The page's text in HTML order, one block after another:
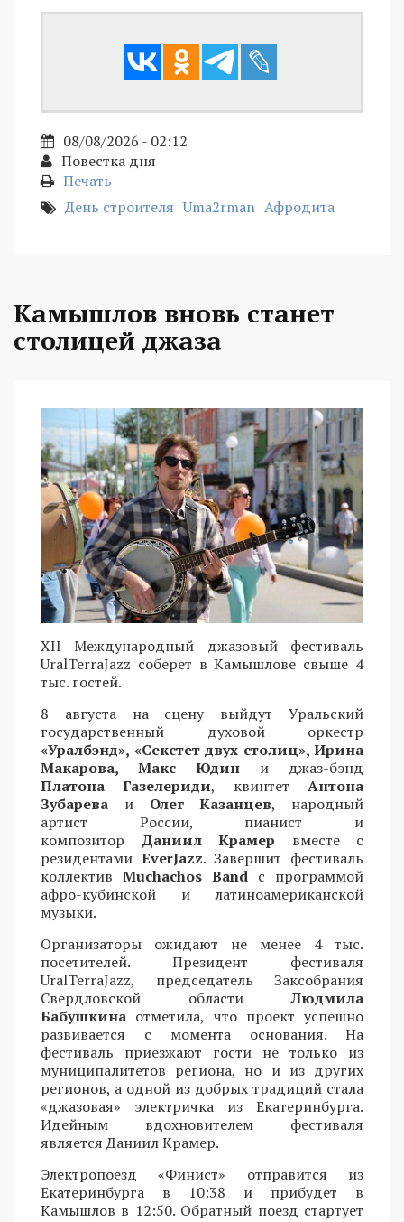
08/08/2026 - 02:12
Повестка дня
Печать
День строителя Uma2rman Афродита
Камышлов вновь станет
столицей джаза
XII Международный джазовый фестиваль
UralTerraJazz соберет в Камышлове свыше 4
тыс. гостей.
8 августа на сцену выйдут Уральский
государственный духовой оркестр
«Уралбэнд», «Секстет двух столиц», Ирина
Макарова, Макс Юдин и джаз-бэнд
Платона Газелериди, квинтетАнтона
Зубарева и Олег Казанцев, народный
артист России, пианист и
композитор Даниил Крамер вместе с
резидентами EverJazz. Завершит фестиваль
коллектив Muchachos Band с программой
афро-кубинской и латиноамериканской
музыки.
Организаторы ожидают не менее 4 тыс.
посетителей. Президент фестиваля
UralTerraJazz, председатель Заксобрания
Свердловской областиЛюдмила
Бабушкина отметила, что проект успешно
развивается с момента основания. На
фестиваль приезжают гости не только из
муниципалитетов региона, но и из других
регионов, а одной из добрых традиций стала
«джазовая» электричка из Екатеринбурга.
Идейным вдохновителем фестиваля
является Даниил Крамер.
Электропоезд «Финист» отправится из
Екатеринбурга в 10:38 и прибудет в
Камышлов в 12:50. Обратный поезд стартует